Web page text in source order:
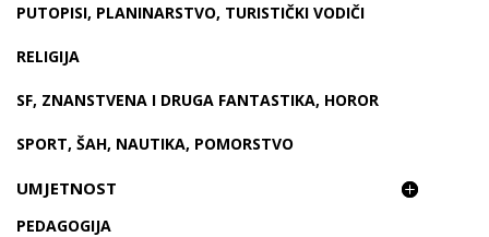
PUTOPISI, PLANINARSTVO, TURISTIČKI VODIČI
RELIGIJA
SF, ZNANSTVENA I DRUGA FANTASTIKA, HOROR
SPORT, ŠAH, NAUTIKA, POMORSTVO
UMJETNOST
PEDAGOGIJA